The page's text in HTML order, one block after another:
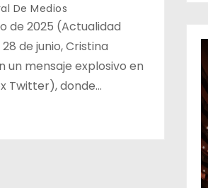
De Medios
de 2025 (Actualidad
de junio, Cristina
mensaje explosivo en
Twitter), donde…